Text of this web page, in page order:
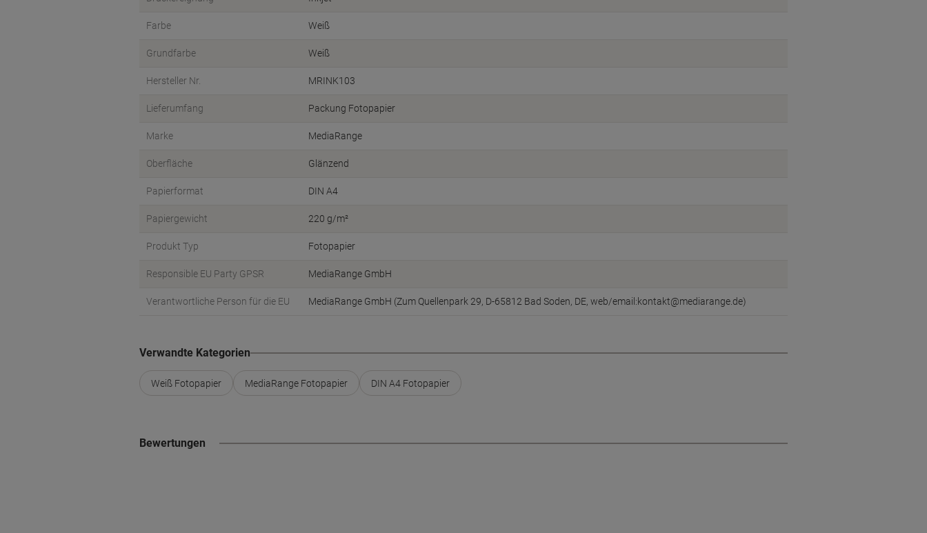
Farbe Weiß
Grundfarbe Weiß
Hersteller Nr. MRINK103
Lieferumfang Packung Fotopapier
Marke MediaRange
Oberfläche Glänzend
Papierformat DIN A4
Papiergewicht 220 g/m²
Produkt Typ Fotopapier
Responsible EU Party GPSR MediaRange GmbH
Verantwortliche Person für die EU MediaRange GmbH (Zum Quellenpark 29, D-65812 Bad Soden, DE, web/email:kontakt@mediarange.de)
Verwandte Kategorien
Weiß Fotopapier MediaRange Fotopapier DIN A4 Fotopapier
Bewertungen